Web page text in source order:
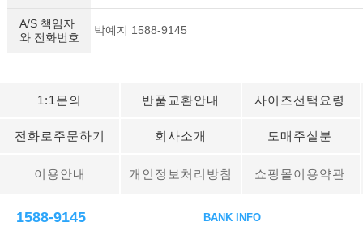
A/S 책임자
와 전화번호
박예지 1588-9145
1:1문의 반품교환안내 사이즈선택요령
전화로주문하기 회사소개 도매주실분
이용안내 개인정보처리방침 쇼핑몰이용약관
1588-9145 BANK INFO